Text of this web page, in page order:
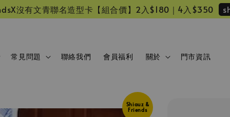
沒有文青聯名造型卡【組合價】2入$180｜4入$350
常見問題 聯絡我們 會員福利 關於 門市資訊
Shiauz &
Friends